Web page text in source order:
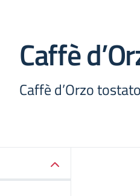
Caffè
Caffè d’Orzo tostato